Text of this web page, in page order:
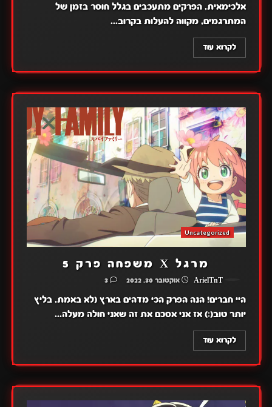
אלכימאית, הפרקים מתעכבים בגלל חוסר בזמן של
המתרגמים, מקווה להעלות בקרוב...
לקרוא עוד
Uncategorized
מרגל X משפחה פרק 5
ArielTnT אוקטובר 30, 2022 3
היי חברים! הנה הפרק הכי מדהים בארץ (לא באמת, בליץ
יותר טוב(:) אז אני אסכם את זה שאני חולה מעלה...
לקרוא עוד